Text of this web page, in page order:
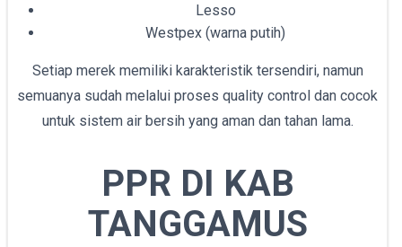
Lesso
Westpex (warna putih)
Setiap merek memiliki karakteristik tersendiri, namun
semuanya sudah melalui proses quality control dan cocok
untuk sistem air bersih yang aman dan tahan lama.
PPR DI KAB
TANGGAMUS